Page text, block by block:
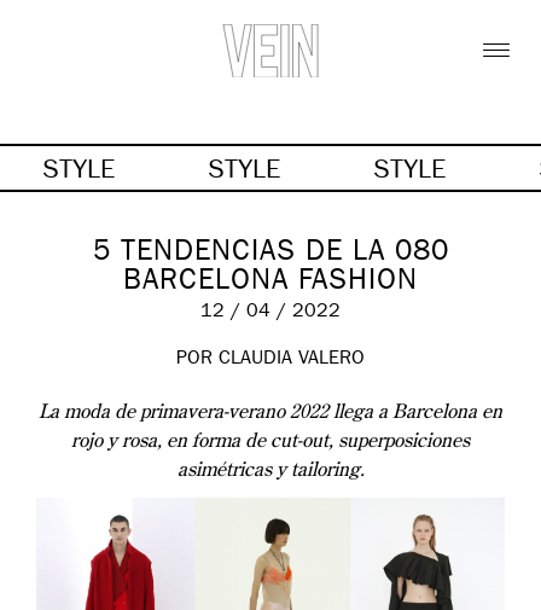
STYLE STYLE STYLE
5 TENDENCIAS DE LA 080
BARCELONA FASHION
12 / 04 / 2022
POR CLAUDIA VALERO
La moda de primavera-verano 2022 llega a Barcelona en
rojo y rosa, en forma de cut-out, superposiciones
asimétricas y tailoring.